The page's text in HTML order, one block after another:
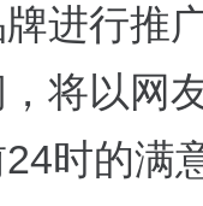
进行推
将以网
时的满